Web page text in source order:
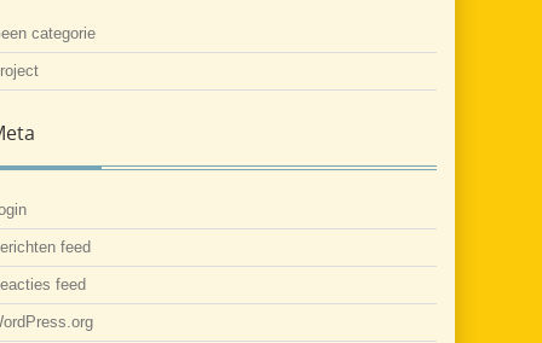
categorie
feed
feed